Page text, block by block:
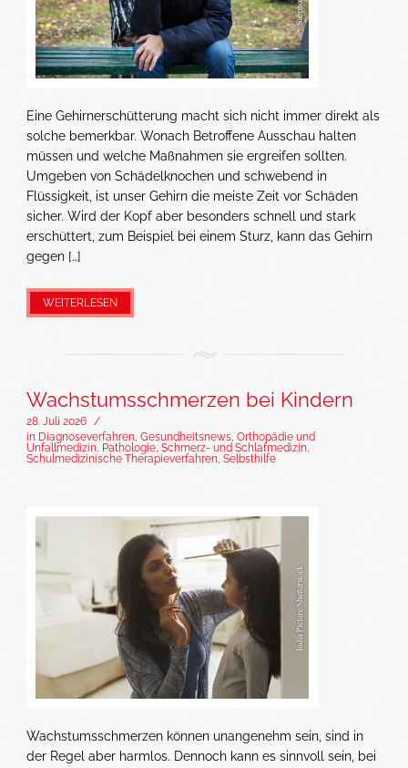
Eine Gehirnerschütterung macht sich nicht immer direkt als
solche bemerkbar. Wonach Betroffene Ausschau halten
müssen und welche Maßnahmen sie ergreifen sollten.
Umgeben von Schädelknochen und schwebend in
Flüssigkeit, ist unser Gehirn die meiste Zeit vor Schäden
sicher. Wird der Kopf aber besonders schnell und stark
erschüttert, zum Beispiel bei einem Sturz, kann das Gehirn
gegen […]
WEITERLESEN
Wachstumsschmerzen bei Kindern
28. Juli 2026 /
in Diagnoseverfahren, Gesundheitsnews, Orthopädie und
Unfallmedizin, Pathologie, Schmerz- und Schlafmedizin,
Schulmedizinische Therapieverfahren, Selbsthilfe
Wachstumsschmerzen können unangenehm sein, sind in
der Regel aber harmlos. Dennoch kann es sinnvoll sein, bei